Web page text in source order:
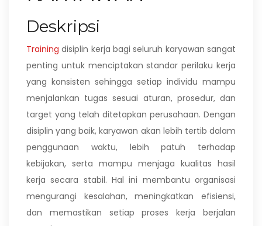
Deskripsi
Training disiplin kerja bagi seluruh karyawan sangat
penting untuk menciptakan standar perilaku kerja
yang konsisten sehingga setiap individu mampu
menjalankan tugas sesuai aturan, prosedur, dan
target yang telah ditetapkan perusahaan. Dengan
disiplin yang baik, karyawan akan lebih tertib dalam
penggunaan waktu, lebih patuh terhadap
kebijakan, serta mampu menjaga kualitas hasil
kerja secara stabil. Hal ini membantu organisasi
mengurangi kesalahan, meningkatkan efisiensi,
dan memastikan setiap proses kerja berjalan